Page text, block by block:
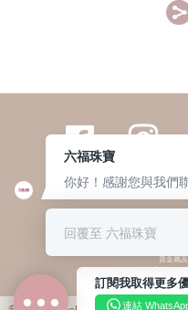
繁體 |
© 六福集團 版權
貴金屬
(六福企業禮品(國際)有
六福電子商貿有限
貴金屬
(六福集團有限公
訂閱我取得更多
連結
六福珠寶
你好！感謝您與我們
回覆至 六福珠寶